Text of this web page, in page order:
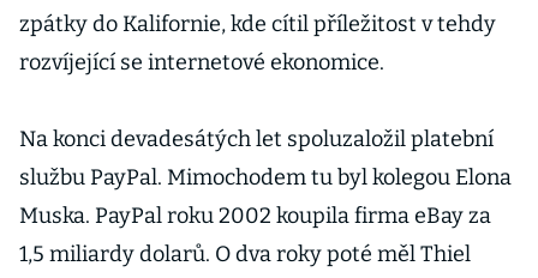
zpátky do Kalifornie, kde cítil příležitost v tehdy
rozvíjející se internetové ekonomice.
Na konci devadesátých let spoluzaložil platební
službu PayPal. Mimochodem tu byl kolegou Elona
Muska. PayPal roku 2002 koupila firma eBay za
1,5 miliardy dolarů. O dva roky poté měl Thiel